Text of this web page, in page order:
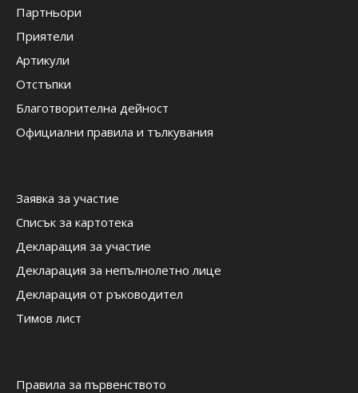
Партньори
Приятели
Артикули
Отстъпки
Благотворителна дейност
Официални правила и тълкувания
Заявка за участие
Списък за картотека
Декларация за участие
Декларация за непълнолетно лице
Декларация от ръководител
Тимов лист
Правила за първенството